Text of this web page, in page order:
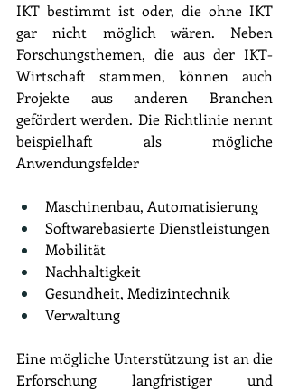
IKT bestimmt ist oder, die ohne IKT
gar nicht möglich wären. Neben
Forschungsthemen, die aus der IKT-
Wirtschaft stammen, können auch
Projekte aus anderen Branchen
gefördert werden. Die Richtlinie nennt
beispielhaft als mögliche
Anwendungsfelder
Maschinenbau, Automatisierung
Softwarebasierte Dienstleistungen
Mobilität
Nachhaltigkeit
Gesundheit, Medizintechnik
Verwaltung
Eine mögliche Unterstützung ist an die
Erforschung langfristiger und